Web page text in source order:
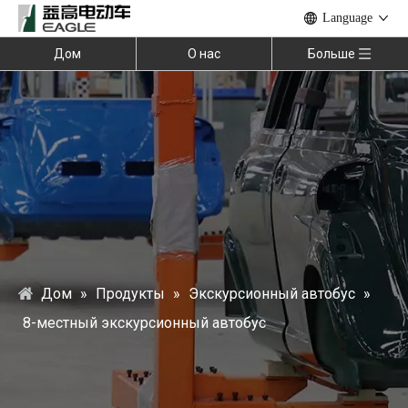
Language
Дом О нас Больше
Дом » Продукты » Экскурсионный автобус »
8-местный экскурсионный автобус